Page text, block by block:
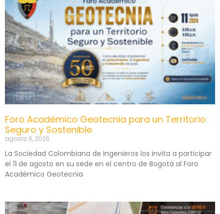
Foro Académico Geotecnia para un Territorio
Seguro y Sostenible
agosto 6, 2026
La Sociedad Colombiana de Ingenieros los invita a participar
el 11 de agosto en su sede en el centro de Bogotá al Foro
Académico Geotecnia